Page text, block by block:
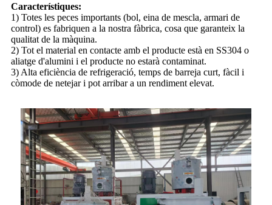
Característiques:
1) Totes les peces importants (bol, eina de mescla, armari de
control) es fabriquen a la nostra fàbrica, cosa que garanteix la
qualitat de la màquina.
2) Tot el material en contacte amb el producte està en SS304 o
aliatge d'alumini i el producte no estarà contaminat.
3) Alta eficiència de refrigeració, temps de barreja curt, fàcil i
còmode de netejar i pot arribar a un rendiment elevat.